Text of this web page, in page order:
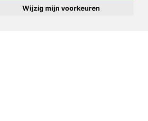
Wijzig mijn voorkeuren